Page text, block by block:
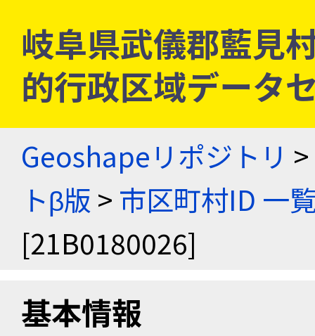
岐阜県武儀郡藍見
的行政区域データ
Geoshapeリポジトリ >
トβ版 > 市区町村ID 一
[21B0180026]
基本情報